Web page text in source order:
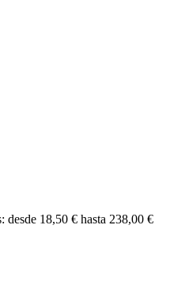
desde 18,50 € hasta 238,00 €